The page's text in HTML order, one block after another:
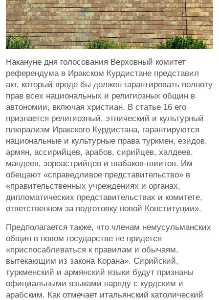
Накануне дня голосования Верховный комитет
референдума в Иракском Курдистане представил
акт, который вроде бы должен гарантировать полноту
прав всех национальных и религиозных общин в
автономии, включая христиан. В статье 16 его
признается религиозный, этнический и культурный
плюрализм Иракского Курдистана, гарантируются
национальные и культурные права туркмен, езидов,
армян, ассирийцев, арабов, сирийцев, халдеев,
мандеев, зороастрийцев и шабаков-шиитов. Им
обещают «справедливое представительство» в
«правительственных учреждениях и органах,
дипломатических представительствах и комитете,
ответственном за подготовку новой Конституции».
Предполагается также, что членам немусульманских
общин в новом государстве не придется
«приспосабливаться к правилам и обычаям,
вытекающим из закона Корана». Сирийский,
туркменский и армянский языки будут признаны
официальными языками наряду с курдским и
арабским. Как отмечает итальянский католический